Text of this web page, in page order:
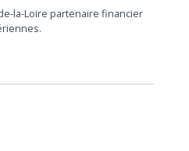
la-Loire partenaire financier